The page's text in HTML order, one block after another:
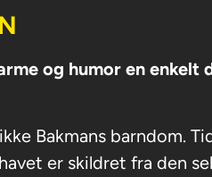
og humor en enkelt
Bakmans barndom.
er skildret fra den